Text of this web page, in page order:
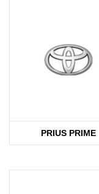
PRIUS PRIME